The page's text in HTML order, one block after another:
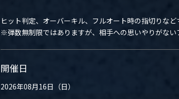
ヒット判定、オーバーキル、フルオート時の指切りな
※弾数無制限ではありますが、相手への思いやりがない
開催日
2026年08月16日（日）